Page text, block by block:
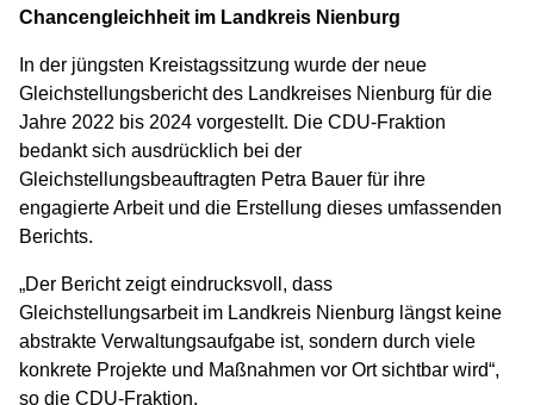
Chancengleichheit im Landkreis Nienburg
In der jüngsten Kreistagssitzung wurde der neue
Gleichstellungsbericht des Landkreises Nienburg für die
Jahre 2022 bis 2024 vorgestellt. Die CDU-Fraktion
bedankt sich ausdrücklich bei der
Gleichstellungsbeauftragten Petra Bauer für ihre
engagierte Arbeit und die Erstellung dieses umfassenden
Berichts.
„Der Bericht zeigt eindrucksvoll, dass
Gleichstellungsarbeit im Landkreis Nienburg längst keine
abstrakte Verwaltungsaufgabe ist, sondern durch viele
konkrete Projekte und Maßnahmen vor Ort sichtbar wird“,
so die CDU-Fraktion.